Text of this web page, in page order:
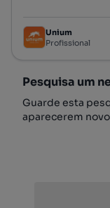
Unium
Profissional
Pesquisa um
Guarde esta
aparecerem